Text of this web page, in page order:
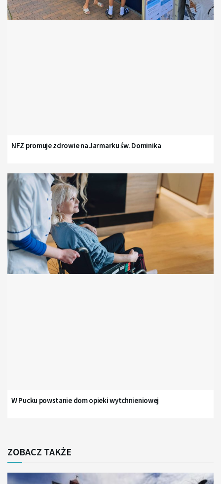
NFZ promuje zdrowie na Jarmarku św. Dominika
W Pucku powstanie dom opieki wytchnieniowej
ZOBACZ TAKŻE